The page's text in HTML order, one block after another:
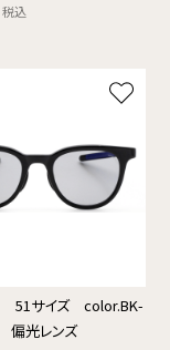
税込
51サイズ color.BK-
偏光レンズ